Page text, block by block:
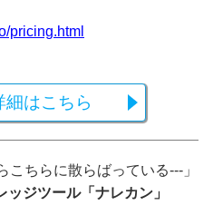
pricing.html
細はこちら
こちらに散らばっている---」
ッジツール「ナレカン」